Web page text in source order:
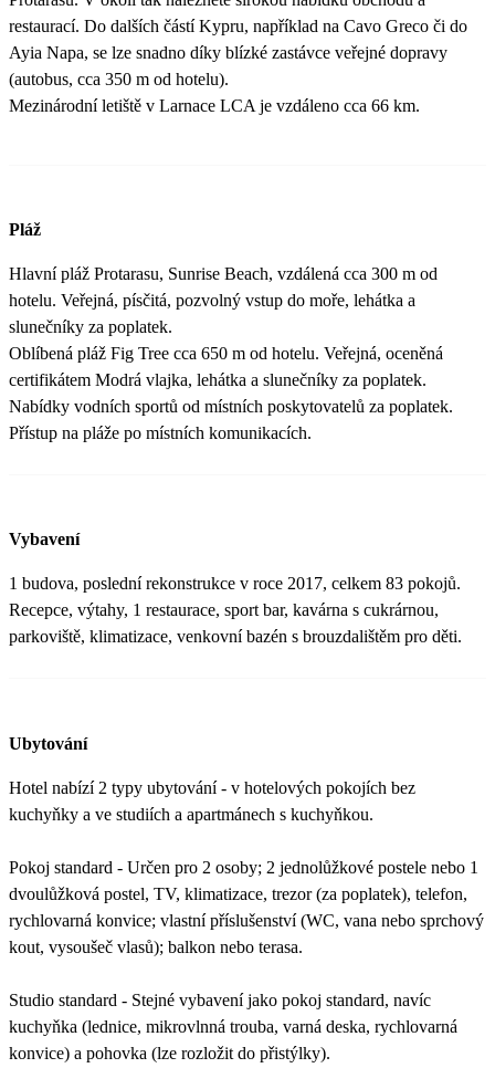
restaurací. Do dalších částí Kypru, například na Cavo Greco či do
Ayia Napa, se lze snadno díky blízké zastávce veřejné dopravy
(autobus, cca 350 m od hotelu).
Mezinárodní letiště v Larnace LCA je vzdáleno cca 66 km.
Pláž
Hlavní pláž Protarasu, Sunrise Beach, vzdálená cca 300 m od
hotelu. Veřejná, písčitá, pozvolný vstup do moře, lehátka a
slunečníky za poplatek.
Oblíbená pláž Fig Tree cca 650 m od hotelu. Veřejná, oceněná
certifikátem Modrá vlajka, lehátka a slunečníky za poplatek.
Nabídky vodních sportů od místních poskytovatelů za poplatek.
Přístup na pláže po místních komunikacích.
Vybavení
1 budova, poslední rekonstrukce v roce 2017, celkem 83 pokojů.
Recepce, výtahy, 1 restaurace, sport bar, kavárna s cukrárnou,
parkoviště, klimatizace, venkovní bazén s brouzdalištěm pro děti.
Ubytování
Hotel nabízí 2 typy ubytování - v hotelových pokojích bez
kuchyňky a ve studiích a apartmánech s kuchyňkou.
Pokoj standard - Určen pro 2 osoby; 2 jednolůžkové postele nebo 1
dvoulůžková postel, TV, klimatizace, trezor (za poplatek), telefon,
rychlovarná konvice; vlastní příslušenství (WC, vana nebo sprchový
kout, vysoušeč vlasů); balkon nebo terasa.
Studio standard - Stejné vybavení jako pokoj standard, navíc
kuchyňka (lednice, mikrovlnná trouba, varná deska, rychlovarná
konvice) a pohovka (lze rozložit do přistýlky).